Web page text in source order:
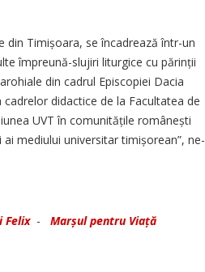
din Timișoara, se încadrează într-un
împreună-slujiri liturgice cu părinții
din cadrul Episcopiei Dacia
didactice de la Facultatea de
UVT în comunitățile românești
mediului universitar timișorean”, ne-
Felix- Marșul pentru Viață